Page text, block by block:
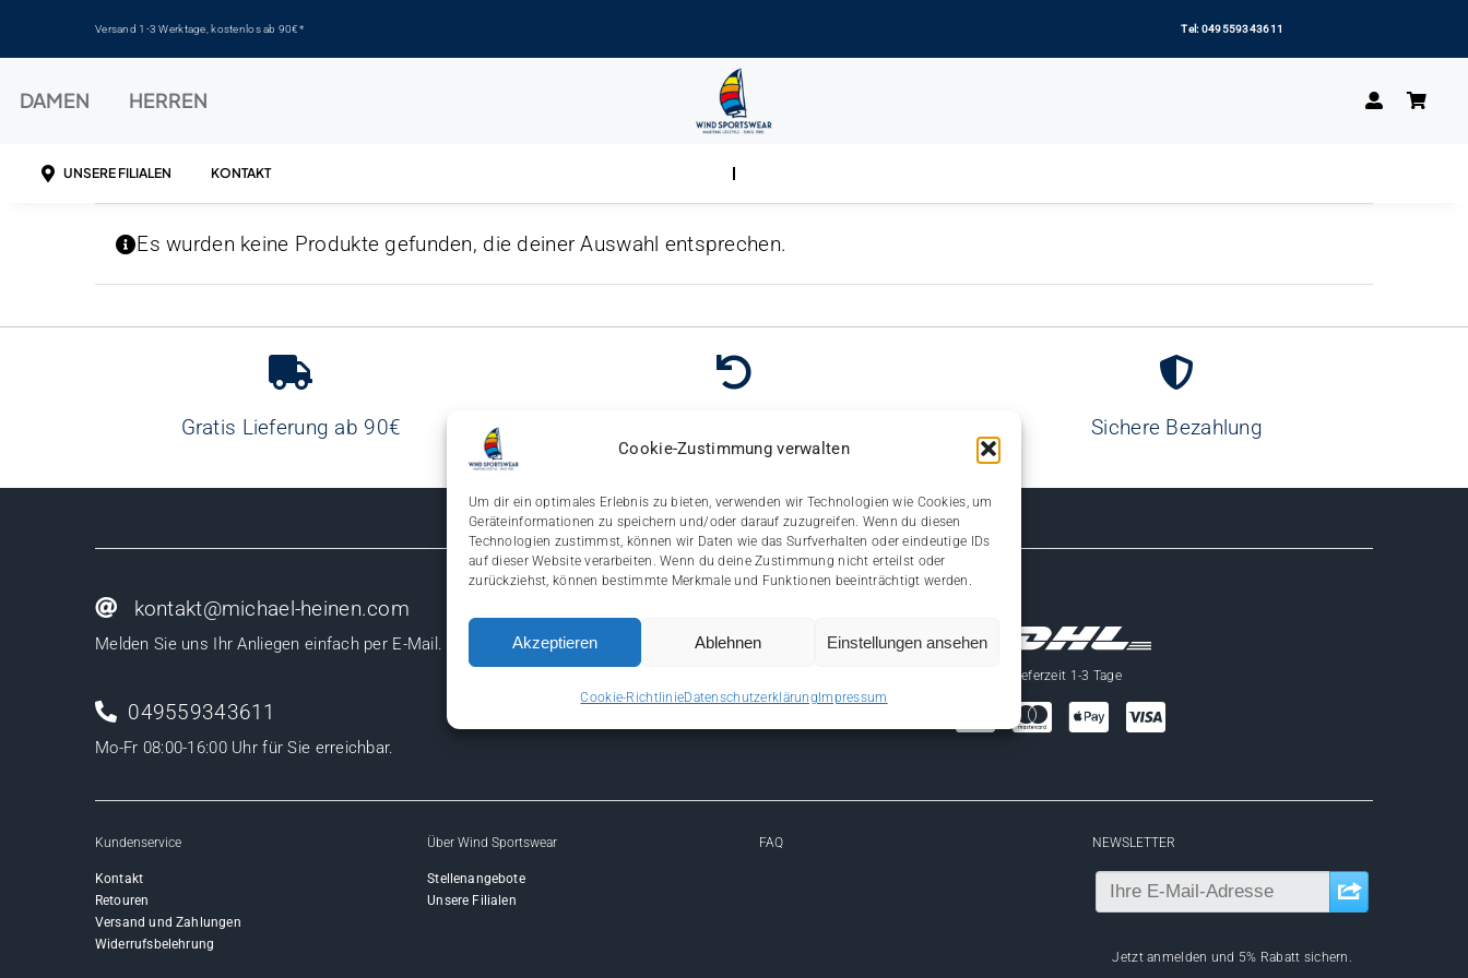
Cookie-Zustimmung verwalten
Um dir ein optimales Erlebnis zu bieten, verwenden wir Technologien wie Cookies, um
Geräteinformationen zu speichern und/oder darauf zuzugreifen. Wenn du diesen
Technologien zustimmst, können wir Daten wie das Surfverhalten oder eindeutige IDs
auf dieser Website verarbeiten. Wenn du deine Zustimmung nicht erteilst oder
zurückziehst, können bestimmte Merkmale und Funktionen beeinträchtigt werden.
Akzeptieren Ablehnen Einstellungen ansehen
Cookie-RichtlinieDatenschutzerklärung Impressum
Versand 1-3 Werktage, kostenlos ab 90€* Tel: 049559343611
DAMEN HERREN
UNSERE FILIALEN KONTAKT
Es wurden keine Produkte gefunden, die deiner Auswahl entsprechen.
Gratis Lieferung ab 90€ Sichere Bezahlung
kontakt@michael-heinen.com
Melden Sie uns Ihr Anliegen einfach per E-Mail.
049559343611
Mo-Fr 08:00-16:00 Uhr für Sie erreichbar.
Lieferzeit 1-3 Tage
Kundenservice
Kontakt
Retouren
Versand und Zahlungen
Widerrufsbelehrung
Über Wind Sportswear
Stellenangebote
Unsere Filialen
FAQ NEWSLETTER
Jetzt anmelden und 5% Rabatt sichern.